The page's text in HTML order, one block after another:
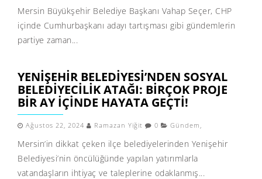
Mersin Büyükşehir Belediye Başkanı Vahap Seçer, CHP
içinde Cumhurbaşkanı adayı tartışması gibi gündemlerin
partiye zaman...
YENIŞEHIR BELEDIYESI’NDEN SOSYAL
BELEDIYECILIK ATAĞI: BIRÇOK PROJE
BIR AY IÇINDE HAYATA GEÇTI!
Ağustos 22, 2024 Ramazan Yiğit 0 Gündem ,
Mersin’in dikkat çeken ilçe belediyelerinden Yenişehir
Belediyesi’nin öncülüğünde yapılan yatırımlarla
vatandaşların ihtiyaç ve taleplerine odaklanmış...